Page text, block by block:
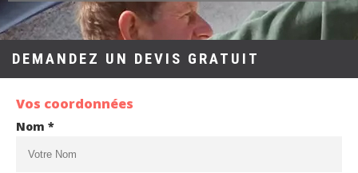
DEMANDEZ UN DEVIS GRATUIT
Vos coordonnées
Nom *